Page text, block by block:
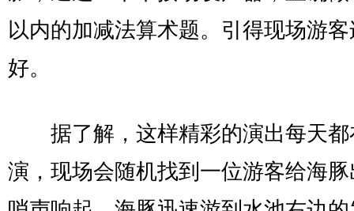
以内的加减法算术题。引得现场游
好。
据了解，这样精彩的演出每天都
演，现场会随机找到一位游客给海